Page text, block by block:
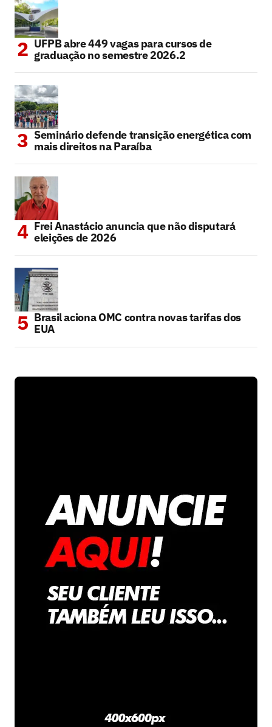
UFPB abre 449 vagas para cursos de
graduação no semestre 2026.2
Seminário defende transição energética com
mais direitos na Paraíba
Frei Anastácio anuncia que não disputará
eleições de 2026
Brasil aciona OMC contra novas tarifas dos
EUA